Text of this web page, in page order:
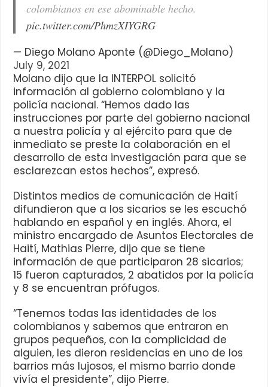
colombianos en ese abominable hecho.
pic.twitter.com/PhmzXIYGRG
— Diego Molano Aponte (@Diego_Molano)
July 9, 2021
Molano dijo que la INTERPOL solicitó
información al gobierno colombiano y la
policía nacional. “Hemos dado las
instrucciones por parte del gobierno nacional
a nuestra policía y al ejército para que de
inmediato se preste la colaboración en el
desarrollo de esta investigación para que se
esclarezcan estos hechos”, expresó.
Distintos medios de comunicación de Haití
difundieron que a los sicarios se les escuchó
hablando en español y en inglés. Ahora, el
ministro encargado de Asuntos Electorales de
Haití, Mathias Pierre, dijo que se tiene
información de que participaron 28 sicarios;
15 fueron capturados, 2 abatidos por la policía
y 8 se encuentran prófugos.
“Tenemos todas las identidades de los
colombianos y sabemos que entraron en
grupos pequeños, con la complicidad de
alguien, les dieron residencias en uno de los
barrios más lujosos, el mismo barrio donde
vivía el presidente”, dijo Pierre.